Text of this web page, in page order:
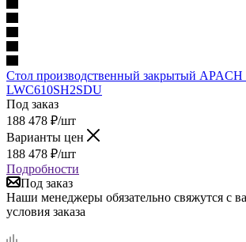
Стол производственный закрытый
LWC610SH2SDU
Под заказ
188 478 ₽/шт
Варианты цен
188 478 ₽/шт
Подробности
Под заказ
Наши менеджеры обязательно свяжутся с
условия заказа